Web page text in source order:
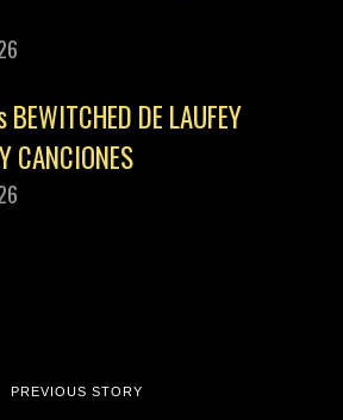
DE LAUFEY
CANCIONES
PREVIOUS STORY